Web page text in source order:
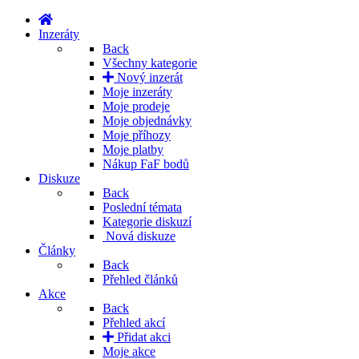
Inzeráty
Back
Všechny kategorie
Nový inzerát
Moje inzeráty
Moje prodeje
Moje objednávky
Moje příhozy
Moje platby
Nákup FaF bodů
Diskuze
Back
Poslední témata
Kategorie diskuzí
Nová diskuze
Články
Back
Přehled článků
Akce
Back
Přehled akcí
Přidat akci
Moje akce